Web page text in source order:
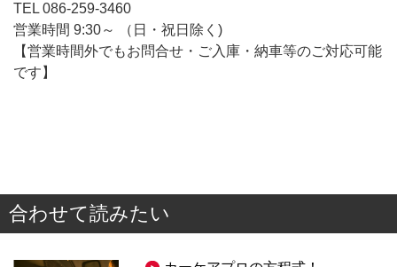
TEL 086-259-3460
営業時間 9:30～ （日・祝日除く)
【営業時間外でもお問合せ・ご入庫・納車等のご対応可能
です】
合わせて読みたい